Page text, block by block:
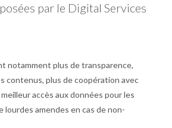
par le Digital Services
notamment plus de transparence,
contenus, plus de coopération avec
accès aux données pour les
lourdes amendes en cas de non-